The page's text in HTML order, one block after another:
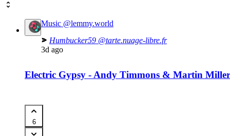
Music @lemmy.world
Humbucker59 @tarte.nuage-libre.fr
3d ago
Electric Gypsy - Andy Timmons & Martin
6